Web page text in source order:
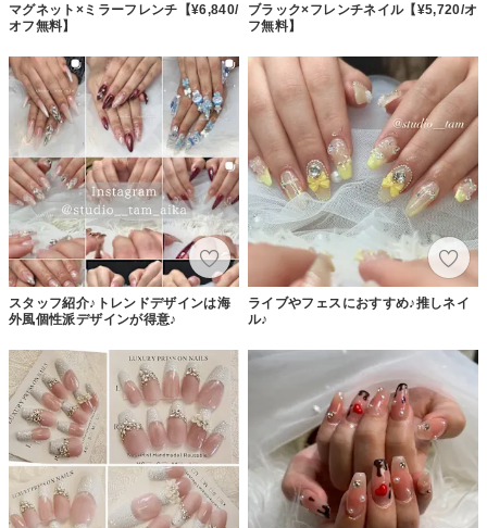
マグネット×ミラーフレンチ【¥6,840/
オフ無料】
ブラック×フレンチネイル【¥5,720/オ
フ無料】
スタッフ紹介♪トレンドデザインは海
外風個性派デザインが得意♪
ライブやフェスにおすすめ♪推しネイ
ル♪